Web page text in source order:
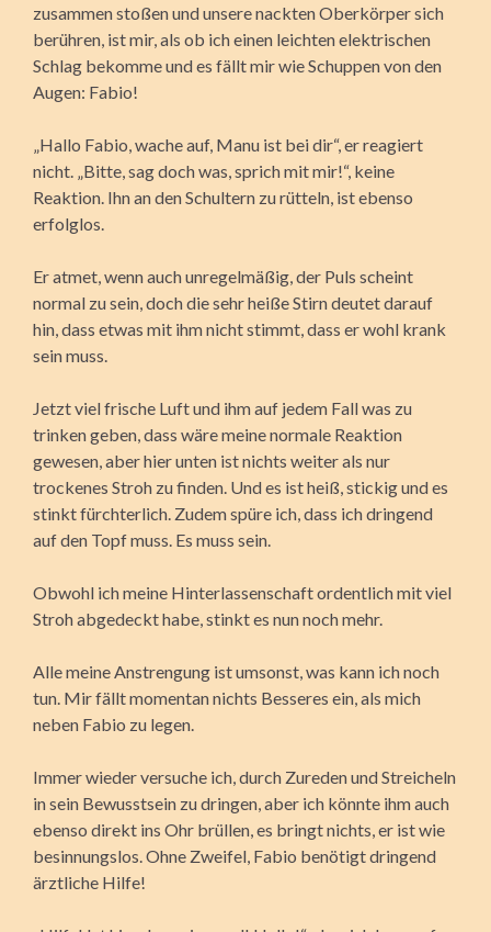
zusammen stoßen und unsere nackten Oberkörper sich
berühren, ist mir, als ob ich einen leichten elektrischen
Schlag bekomme und es fällt mir wie Schuppen von den
Augen: Fabio!
„Hallo Fabio, wache auf, Manu ist bei dir“, er reagiert
nicht. „Bitte, sag doch was, sprich mit mir!“, keine
Reaktion. Ihn an den Schultern zu rütteln, ist ebenso
erfolglos.
Er atmet, wenn auch unregelmäßig, der Puls scheint
normal zu sein, doch die sehr heiße Stirn deutet darauf
hin, dass etwas mit ihm nicht stimmt, dass er wohl krank
sein muss.
Jetzt viel frische Luft und ihm auf jedem Fall was zu
trinken geben, dass wäre meine normale Reaktion
gewesen, aber hier unten ist nichts weiter als nur
trockenes Stroh zu finden. Und es ist heiß, stickig und es
stinkt fürchterlich. Zudem spüre ich, dass ich dringend
auf den Topf muss. Es muss sein.
Obwohl ich meine Hinterlassenschaft ordentlich mit viel
Stroh abgedeckt habe, stinkt es nun noch mehr.
Alle meine Anstrengung ist umsonst, was kann ich noch
tun. Mir fällt momentan nichts Besseres ein, als mich
neben Fabio zu legen.
Immer wieder versuche ich, durch Zureden und Streicheln
in sein Bewusstsein zu dringen, aber ich könnte ihm auch
ebenso direkt ins Ohr brüllen, es bringt nichts, er ist wie
besinnungslos. Ohne Zweifel, Fabio benötigt dringend
ärztliche Hilfe!